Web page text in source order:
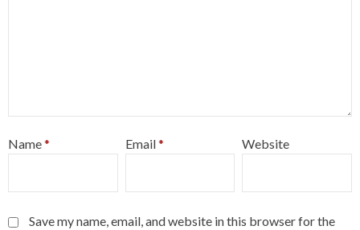
Name* Email* Website
Save my name, email, and website in this browser for the